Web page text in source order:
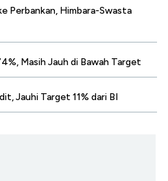
Perbankan, Himbara-Swasta
Masih Jauh di Bawah Target
Jauhi Target 11% dari BI